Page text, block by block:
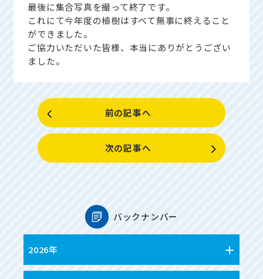
最後に集合写真を撮って終了です。
これにて今年度の植樹はすべて無事に終えること
ができました。
ご協力いただいた皆様、本当にありがとうござい
ました。
前の記事へ
次の記事へ
バックナンバー
2026年